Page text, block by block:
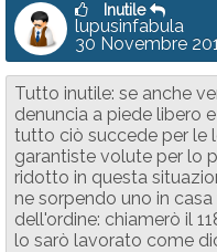
Inutile
lupusinfabula
30 Novembre
Tutto inutile: se anche
denuncia a piede libero
tutto ciò succede per le
garantiste volute per lo
ridotto in questa
ne sorpendo uno in
dell'ordine: chiamerò il
lo sarò lavorato come